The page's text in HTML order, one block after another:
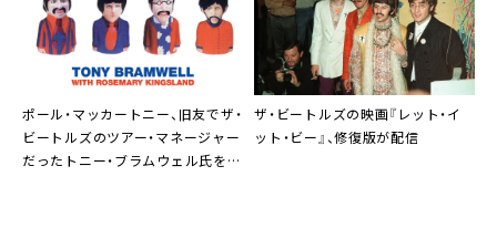
ポール・マッカートニー、旧友でザ・
ビートルズのツアー・マネージャー
だったトニー・ブラムウェル氏を追
ザ・ビートルズの映画『レット・イ
ット・ビー』、修復版が配信